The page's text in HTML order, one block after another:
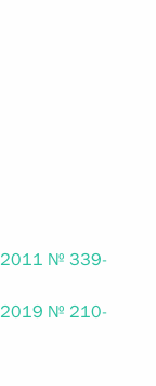
№ 339-
№ 210-